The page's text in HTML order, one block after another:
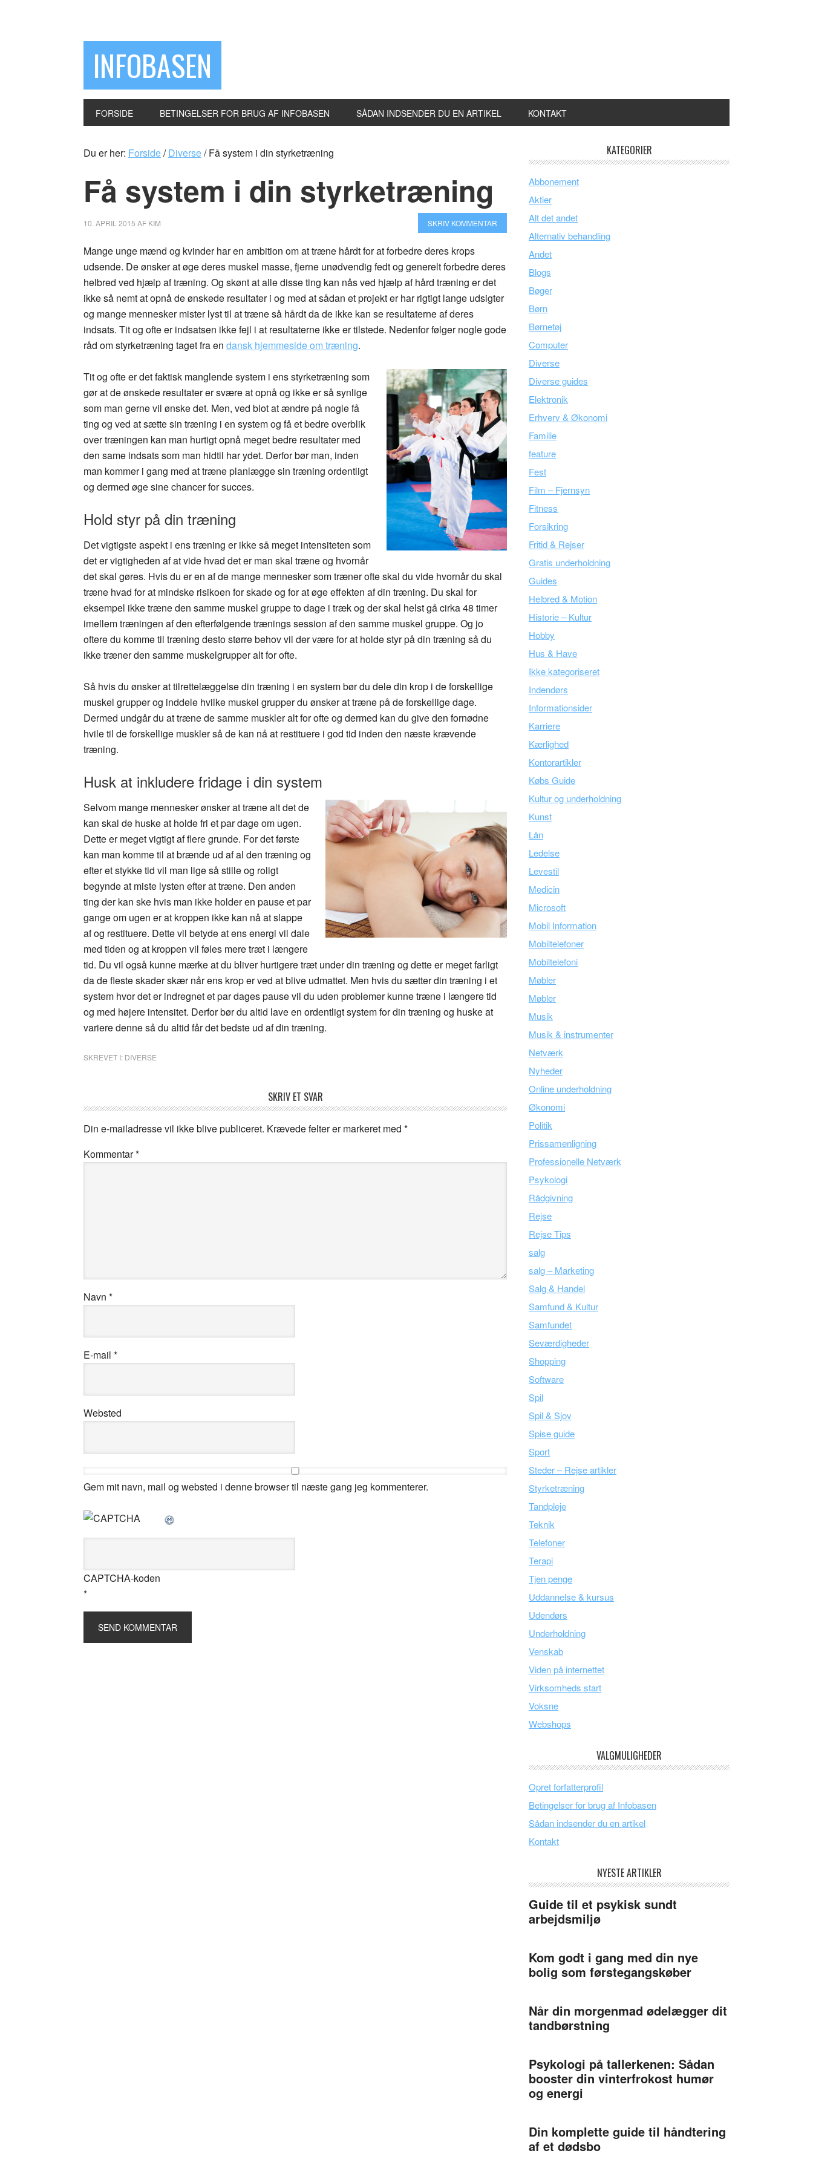
INFOBASEN
FORSIDE BETINGELSER FOR BRUG AF INFOBASEN SÅDAN INDSENDER DU EN ARTIKEL KONTAKT
Du er her: Forside/ Diverse/Få system i din styrketræning
Få system i din styrketræning
10. APRIL 2015 AF KIM SKRIV KOMMENTAR
Mange unge mænd og kvinder har en ambition om at træne hårdt for at forbedre deres krops
udsende. De ønsker at øge deres muskel masse, fjerne unødvendig fedt og generelt forbedre deres
helbred ved hjælp af træning. Og skønt at alle disse ting kan nås ved hjælp af hård træning er det
ikke så nemt at opnå de ønskede resultater i og med at sådan et projekt er har rigtigt lange udsigter
og mange mennesker mister lyst til at træne så hårdt da de ikke kan se resultaterne af deres
indsats. Tit og ofte er indsatsen ikke fejl i at resultaterne ikke er tilstede. Nedenfor følger nogle gode
råd om styrketræning taget fra en dansk hjemmeside om træning.
Tit og ofte er det faktisk manglende system i ens styrketræning som
gør at de ønskede resultater er svære at opnå og ikke er så synlige
som man gerne vil ønske det. Men, ved blot at ændre på nogle få
ting og ved at sætte sin træning i en system og få et bedre overblik
over træningen kan man hurtigt opnå meget bedre resultater med
den same indsats som man hidtil har ydet. Derfor bør man, inden
man kommer i gang med at træne planlægge sin træning ordentligt
og dermed øge sine chancer for succes.
Hold styr på din træning
Det vigtigste aspekt i ens træning er ikke så meget intensiteten som
det er vigtigheden af at vide hvad det er man skal træne og hvornår
det skal gøres. Hvis du er en af de mange mennesker som træner ofte skal du vide hvornår du skal
træne hvad for at mindske risikoen for skade og for at øge effekten af din træning. Du skal for
eksempel ikke træne den samme muskel gruppe to dage i træk og der skal helst gå cirka 48 timer
imellem træningen af den efterfølgende trænings session af den samme muskel gruppe. Og jo
oftere du komme til træning desto større behov vil der være for at holde styr på din træning så du
ikke træner den samme muskelgrupper alt for ofte.
Så hvis du ønsker at tilrettelæggelse din træning i en system bør du dele din krop i de forskellige
muskel grupper og inddele hvilke muskel grupper du ønsker at træne på de forskellige dage.
Dermed undgår du at træne de samme muskler alt for ofte og dermed kan du give den fornødne
hvile til de forskellige muskler så de kan nå at restituere i god tid inden den næste krævende
træning.
Husk at inkludere fridage i din system
Selvom mange mennesker ønsker at træne alt det de
kan skal de huske at holde fri et par dage om ugen.
Dette er meget vigtigt af flere grunde. For det første
kan man komme til at brænde ud af al den træning og
efter et stykke tid vil man lige så stille og roligt
begynde at miste lysten efter at træne. Den anden
ting der kan ske hvis man ikke holder en pause et par
gange om ugen er at kroppen ikke kan nå at slappe
af og restituere. Dette vil betyde at ens energi vil dale
med tiden og at kroppen vil føles mere træt i længere
tid. Du vil også kunne mærke at du bliver hurtigere træt under din træning og dette er meget farligt
da de fleste skader skær når ens krop er ved at blive udmattet. Men hvis du sætter din træning i et
system hvor det er indregnet et par dages pause vil du uden problemer kunne træne i længere tid
og med højere intensitet. Derfor bør du altid lave en ordentligt system for din træning og huske at
variere denne så du altid får det bedste ud af din træning.
SKREVET I: DIVERSE
SKRIV ET SVAR
Din e-mailadresse vil ikke blive publiceret. Krævede felter er markeret med *
Kommentar*
Navn *
E-mail *
Websted
Gem mit navn, mail og websted i denne browser til næste gang jeg kommenterer.
CAPTCHA-koden
*
KATEGORIER
Abbonement
Aktier
Alt det andet
Alternativ behandling
Andet
Blogs
Bøger
Børn
Børnetøj
Computer
Diverse
Diverse guides
Elektronik
Erhverv & Økonomi
Familie
feature
Fest
Film – Fjernsyn
Fitness
Forsikring
Fritid & Rejser
Gratis underholdning
Guides
Helbred & Motion
Historie – Kultur
Hobby
Hus & Have
Ikke kategoriseret
Indendørs
Informationsider
Karriere
Kærlighed
Kontorartikler
Købs Guide
Kultur og underholdning
Kunst
Lån
Ledelse
Levestil
Medicin
Microsoft
Mobil Information
Mobiltelefoner
Mobiltelefoni
Møbler
Møbler
Musik
Musik & instrumenter
Netværk
Nyheder
Online underholdning
Økonomi
Politik
Prissamenligning
Professionelle Netværk
Psykologi
Rådgivning
Rejse
Rejse Tips
salg
salg – Marketing
Salg & Handel
Samfund & Kultur
Samfundet
Seværdigheder
Shopping
Software
Spil
Spil & Sjov
Spise guide
Sport
Steder – Rejse artikler
Styrketræning
Tandpleje
Teknik
Telefoner
Terapi
Tjen penge
Uddannelse & kursus
Udendørs
Underholdning
Venskab
Viden på internettet
Virksomheds start
Voksne
Webshops
VALGMULIGHEDER
Opret forfatterprofil
Betingelser for brug af Infobasen
Sådan indsender du en artikel
Kontakt
NYESTE ARTIKLER
Guide til et psykisk sundt
arbejdsmiljø
Kom godt i gang med din nye
bolig som førstegangskøber
Når din morgenmad ødelægger dit
tandbørstning
Psykologi på tallerkenen: Sådan
booster din vinterfrokost humør
og energi
Din komplette guide til håndtering
af et dødsbo